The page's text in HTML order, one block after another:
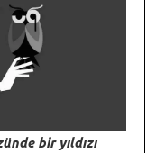
bir yıldızı